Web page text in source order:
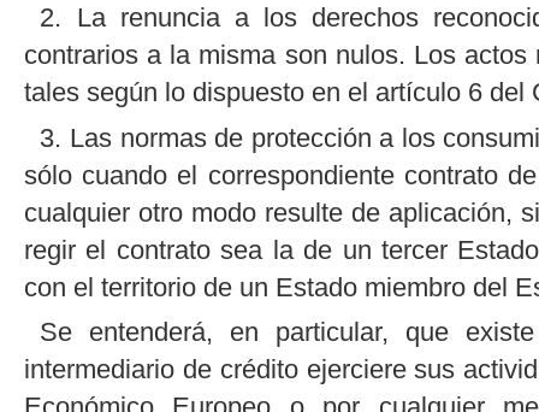
2. La renuncia a los derechos
contrarios a la misma son nulos. Los
tales según lo dispuesto en el artículo 6 del
3. Las normas de protección a los
sólo cuando el correspondiente contrato
cualquier otro modo resulte de aplicación,
regir el contrato sea la de un tercer
con el territorio de un Estado miembro del
Se entenderá, en particular, que
intermediario de crédito ejerciere sus